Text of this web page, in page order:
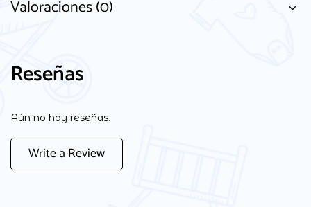
Valoraciones (0)
Reseñas
Aún no hay reseñas.
Write a Review